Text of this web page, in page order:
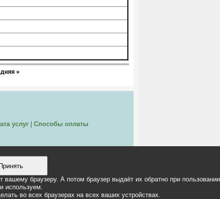
»
услуг| Способы оплаты
браузеру. А потом браузер выдаёт их обратно при пользовании
используем.
во всех браузерах на всех ваших устройствах.